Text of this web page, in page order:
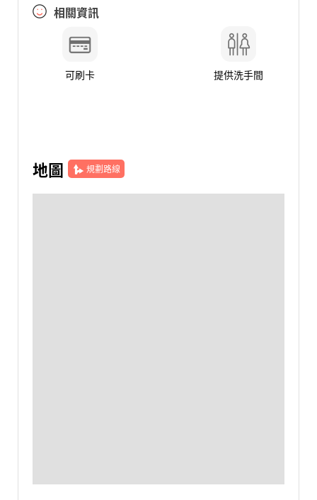
相關資訊
可刷卡 提供洗手間
地圖 規劃路線